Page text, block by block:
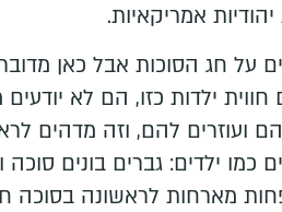
אמריקאיות.
על חג הסוכות אבל כאן
ילדות כזו, הם לא יודעים
ועוזרים להם, וזה מדהים
כמו ילדים: גברים בונים סוכה
מארחות לראשונה בסוכה